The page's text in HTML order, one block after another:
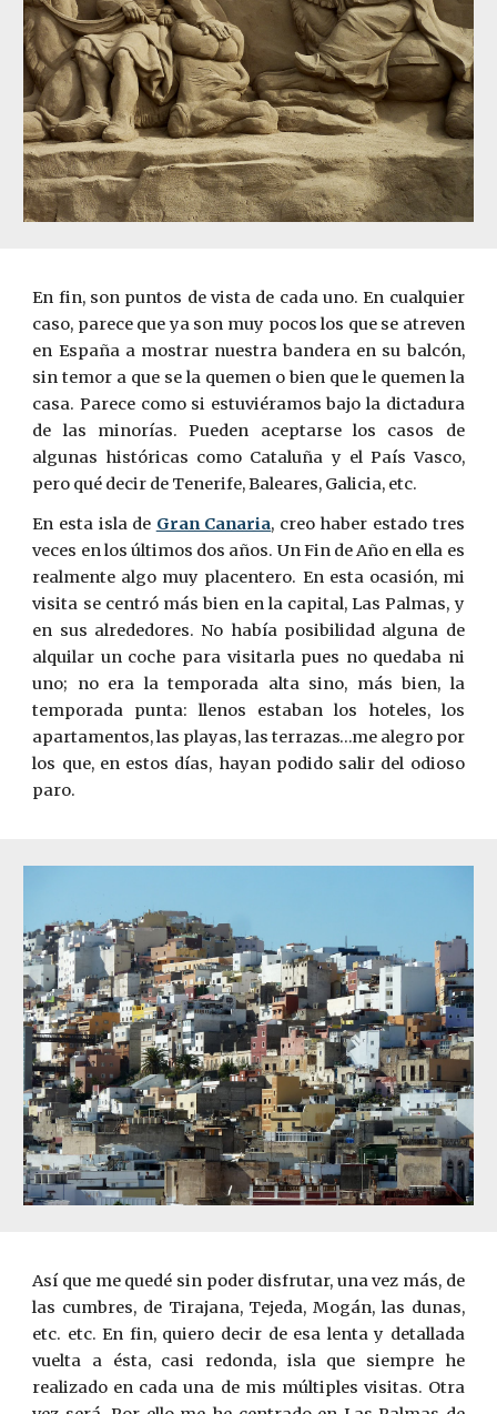
En fin, son puntos de vista de cada uno. En cualquier
caso, parece que ya son muy pocos los que se atreven
en España a mostrar nuestra bandera en su balcón,
sin temor a que se la quemen o bien que le quemen la
casa. Parece como si estuviéramos bajo la dictadura
de las minorías. Pueden aceptarse los casos de
algunas históricas como Cataluña y el País Vasco,
pero qué decir de Tenerife, Baleares, Galicia, etc.
En esta isla de Gran Canaria, creo haber estado tres
veces en los últimos dos años. Un Fin de Año en ella es
realmente algo muy placentero. En esta ocasión, mi
visita se centró más bien en la capital, Las Palmas, y
en sus alrededores. No había posibilidad alguna de
alquilar un coche para visitarla pues no quedaba ni
uno; no era la temporada alta sino, más bien, la
temporada punta: llenos estaban los hoteles, los
apartamentos, las playas, las terrazas…me alegro por
los que, en estos días, hayan podido salir del odioso
paro.
Así que me quedé sin poder disfrutar, una vez más, de
las cumbres, de Tirajana, Tejeda, Mogán, las dunas,
etc. etc. En fin, quiero decir de esa lenta y detallada
vuelta a ésta, casi redonda, isla que siempre he
realizado en cada una de mis múltiples visitas. Otra